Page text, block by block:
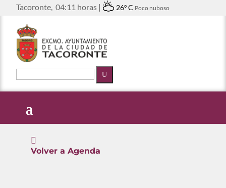
Tacoronte, 04:11 horas | 26º C Poco nuboso
U

Volver a Agenda